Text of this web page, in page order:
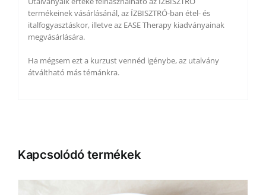
termékeinek vásárlásánál, az ÍZBISZTRÓ-ban étel- és
italfogyasztáskor, illetve az EASE Therapy kiadványainak
megvásárlására.
Ha mégsem ezt a kurzust vennéd igénybe, az utalvány
átváltható más témánkra.
Kapcsolódó termékek